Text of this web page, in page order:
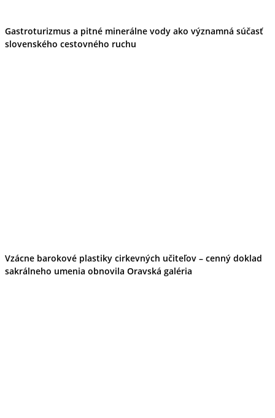
Gastroturizmus a pitné minerálne vody ako významná súčasť
slovenského cestovného ruchu
Vzácne barokové plastiky cirkevných učiteľov – cenný doklad
sakrálneho umenia obnovila Oravská galéria